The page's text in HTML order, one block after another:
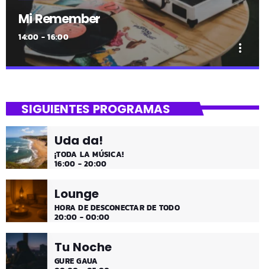
Mi Remember
14:00 - 16:00
more_vert
Las décadas de lo 50, 60. 70 y 80 los medios días y
comienzo de tarde de los fines de semana, de 2 a 4.
¡Disfruta!
SIGUIENTES PROGRAMAS
Uda da!
¡TODA LA MÚSICA!
16:00 - 20:00
Lounge
HORA DE DESCONECTAR DE TODO
20:00 - 00:00
Tu Noche
GURE GAUA